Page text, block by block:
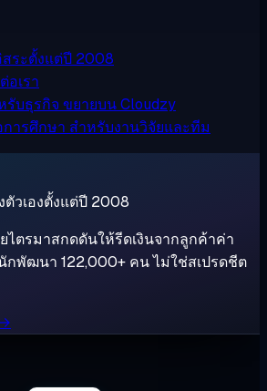
สระตั้งแต่ปี 2008
อเรา
รับธุรกิจ ขยายบน Cloudzy
การศึกษา สำหรับงานวิจัยและทีม
วเองตั้งแต่ปี 2008
ไตรมาสกดดันให้รีดเงินจากลูกค้าค่า
กพัฒนา 122,000+ คน ไม่ใช่สเปรดชีต